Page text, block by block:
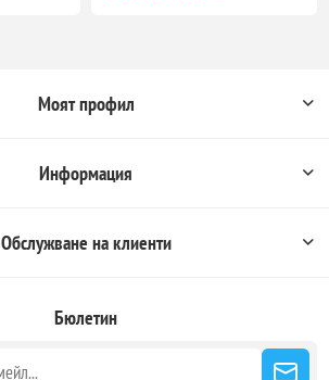
Моят профил
Информация
Обслужване на клиенти
Бюлетин